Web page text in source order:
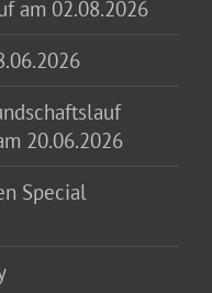
am 02.08.2026
20.06.2026
Special